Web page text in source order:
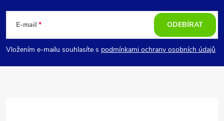
p
a
E-mail
Vložením e-mailu souhlasíte s podmínkami ochrany osobních údajů
ODEBÍRAT